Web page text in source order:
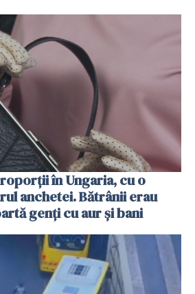
în Ungaria, cu o
anchetei. Bătrânii erau
genți cu aur și bani